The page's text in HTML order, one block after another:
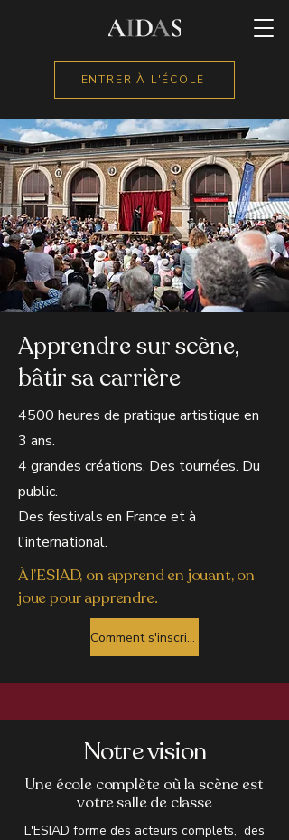
ENTRER À L'ÉCOLE
Apprendre sur scène,
bâtir sa carrière
4500 heures de pratique artistique en
3 ans.
4 grandes créations. Des tournées. Du
public.
Des festivals en France et à
l'international.
À l’ESIAD, on apprend en jouant, on
joue pour apprendre.
Comment s'inscrire ?
Notre vision
Une école complète où la scène est
votre salle de classe
L'ESIAD forme des acteurs complets, des